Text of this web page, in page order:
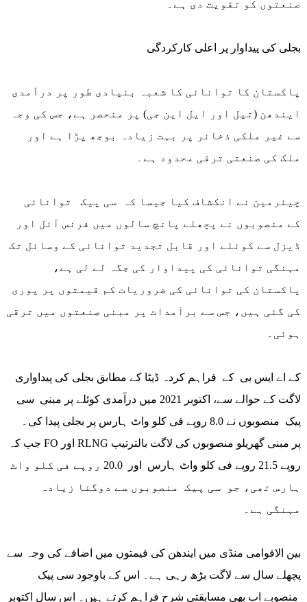
صنعتوں کو تقویت دی ہے۔
بجلی کی پیداوار پر اعلی کارکردگی
پاکستان کا توانائی کا شعبہ بنیادی طور پر درآمدی
ایندھن (تیل اور ایل این جی) پر منحصر ہے، جس کی وجہ
سے غیر ملکی ذخائر پر بہت زیادہ بوجھ پڑا ہے اور
ملک کی صنعتی ترقی محدود ہے۔
کے منصوبوں نے پچھلے پانچ سالوں میں فرنس آئل اور
ڈیزل سے کوئلے اور قابل تجدید توانائی کے وسائل تک
مہنگی توانائی کی پیداوار کی جگہ لے لی ہے،
پاکستان کی توانائی کی ضروریات کم قیمتوں پر پوری
کی گئی ہیں، جس سے برآمدات پر مبنی صنعتوں میں ترقی
ہوئی۔
کے اے ایس بی کے فراہم کردہ ڈیٹا کے مطابق بجلی کی پیداواری
لاگت کے حوالے سے، اکتوبر 2021 میں درآمدی کوئلے پر مبنی سی
پیک منصوبوں نے 8.0 روپے فی کلو واٹ ہارس پر بجلی پیدا کی۔
جب کہ FO اور RLNG پر مبنی گھریلو منصوبوں کی لاگت بالترتیب
روپے 21.5 روپے فی کلو واٹ ہارس اور 20.0 روپے فی کلو واٹ
ہارس تھی، جو سی پیک منصوبوں سے دوگنا زیادہ
مہنگی ہے۔
بین الاقوامی منڈی میں ایندھن کی قیمتوں میں اضافے کی وجہ سے
پچھلے سال سے لاگت بڑھ رہی ہے۔ اس کے باوجود سی پیک
منصوبے اب بھی مسابقتی شرح فراہم کرتے ہیں۔ اس سال اکتوبر